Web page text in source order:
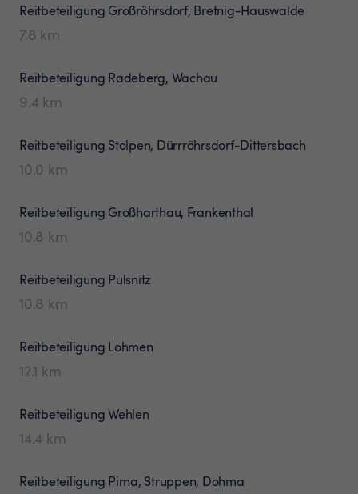
Reitbeteiligung Großröhrsdorf, Bretnig-Hauswalde
7.8 km
Reitbeteiligung Radeberg, Wachau
9.4 km
Reitbeteiligung Stolpen, Dürrröhrsdorf-Dittersbach
10.0 km
Reitbeteiligung Großharthau, Frankenthal
10.8 km
Reitbeteiligung Pulsnitz
10.8 km
Reitbeteiligung Lohmen
12.1 km
ReitbeteiligungWehlen
14.4 km
Reitbeteiligung Pirna, Struppen, Dohma